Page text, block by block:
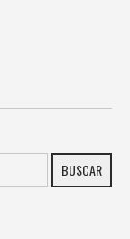
BUSCAR